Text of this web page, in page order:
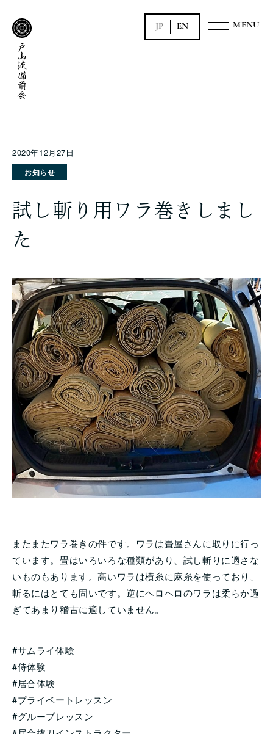
JP EN
2020年12月27日
お知らせ
試し斬り用ワラ巻きしまし
た
またまたワラ巻きの件です。ワラは畳屋さんに取りに行っ
ています。畳はいろいろな種類があり、試し斬りに適さな
いものもあります。高いワラは横糸に麻糸を使っており、
斬るにはとても固いです。逆にヘロヘロのワラは柔らか過
ぎてあまり稽古に適していません。
#サムライ体験
#侍体験
#居合体験
#プライベートレッスン
#グループレッスン